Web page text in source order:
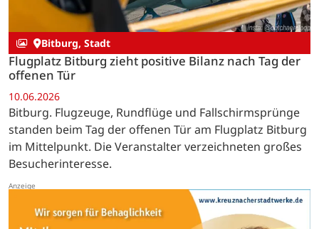
Bitburg, Stadt
Flugplatz Bitburg zieht positive Bilanz nach Tag der
offenen Tür
10.06.2026
Bitburg. Flugzeuge, Rundflüge und Fallschirmsprünge
standen beim Tag der offenen Tür am Flugplatz Bitburg
im Mittelpunkt. Die Veranstalter verzeichneten großes
Besucherinteresse.